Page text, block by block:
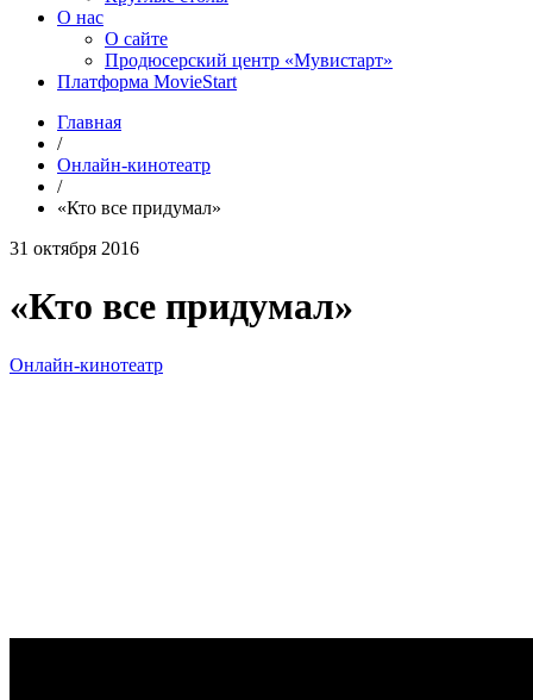
О нас
О сайте
Продюсерский центр «Мувистарт»
Платформа MovieStart
Главная
/
Онлайн-кинотеатр
/
«Кто все придумал»
31 октября 2016
«Кто все придумал»
Онлайн-кинотеатр